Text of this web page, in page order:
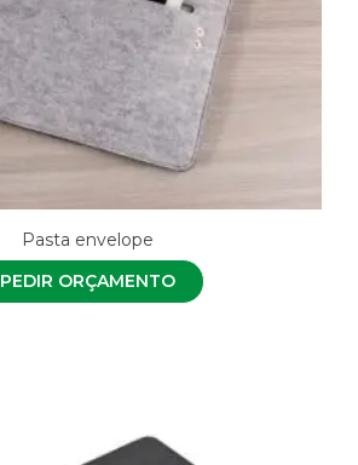
Pasta envelope
PEDIR ORÇAMENTO